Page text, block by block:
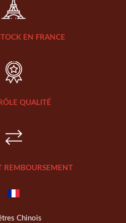
EN FRANCE
QUALITÉ
REMBOURSEMENT
Chinois